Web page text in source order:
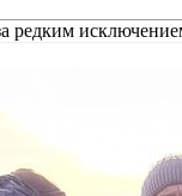
редким